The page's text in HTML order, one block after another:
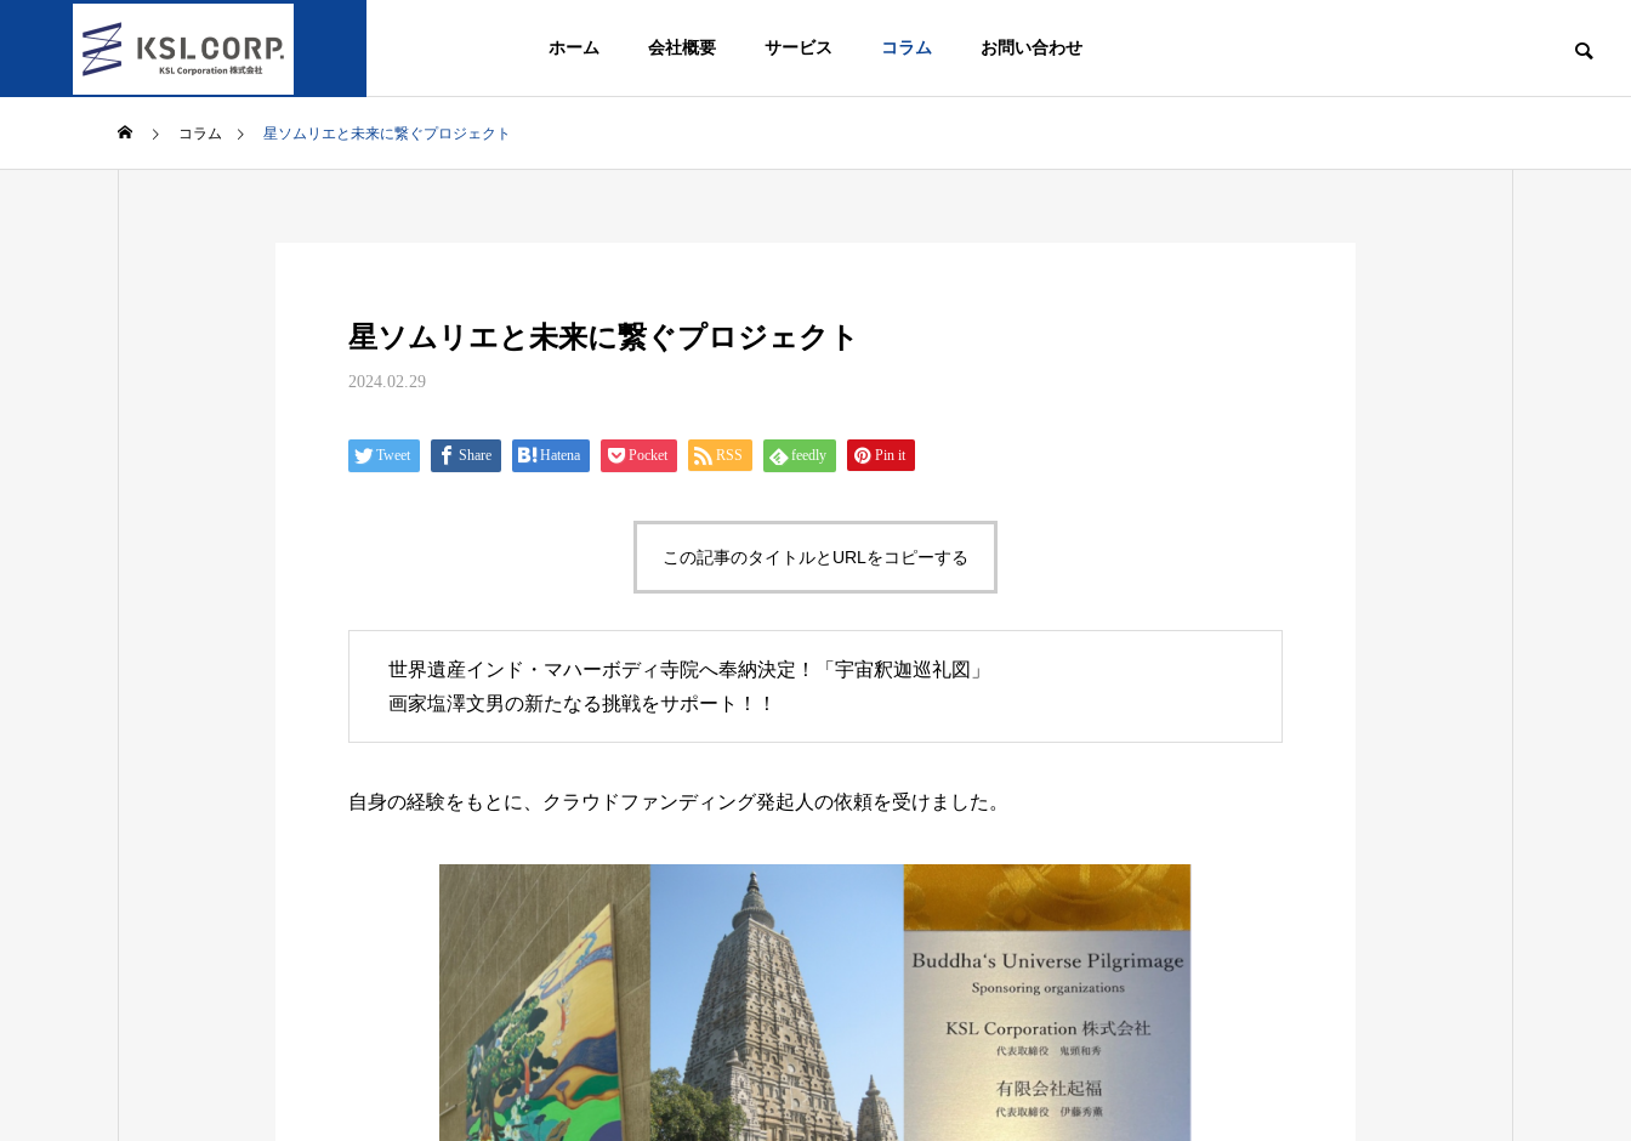
ホーム 会社概要 サービス コラム お問い合わせ
コラム 星ソムリエと未来に繋ぐプロジェクト
星ソムリエと未来に繋ぐプロジェクト
2024.02.29
Tweet Share Hatena Pocket RSS feedly Pin it
この記事のタイトルとURLをコピーする
世界遺産インド・マハーボディ寺院へ奉納決定！「宇宙釈迦巡礼図」
画家塩澤文男の新たなる挑戦をサポート！！
自身の経験をもとに、クラウドファンディング発起人の依頼を受けました。